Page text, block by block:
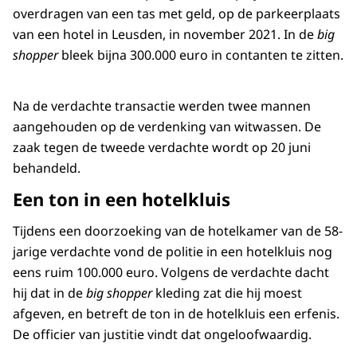
overdragen van een tas met geld, op de parkeerplaats
van een hotel in Leusden, in november 2021. In debig
shopperbleek bijna 300.000 euro in contanten te zitten.
Na de verdachte transactie werden twee mannen
aangehouden op de verdenking van witwassen. De
zaak tegen de tweede verdachte wordt op 20 juni
behandeld.
Een ton in een hotelkluis
Tijdens een doorzoeking van de hotelkamer van de 58-
jarige verdachte vond de politie in een hotelkluis nog
eens ruim 100.000 euro. Volgens de verdachte dacht
hij dat in debig shopperkleding zat die hij moest
afgeven, en betreft de ton in de hotelkluis een erfenis.
De officier van justitie vindt dat ongeloofwaardig.